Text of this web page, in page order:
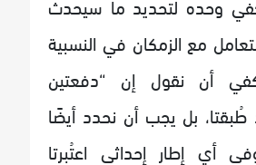
وحده لتحديد ما سيحدث
مع الزمكان في النسبية
أن نقول إن “دفعتين
طُبقتا، بل يجب أن نحدد أيضًا
أي إطار إحداثي اعتُبرتا